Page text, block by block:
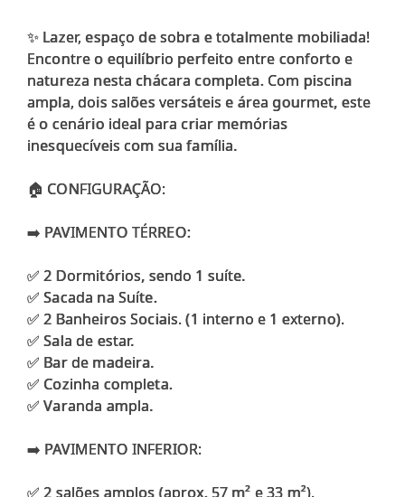
✨ Lazer, espaço de sobra e totalmente mobiliada!
Encontre o equilíbrio perfeito entre conforto e
natureza nesta chácara completa. Com piscina
ampla, dois salões versáteis e área gourmet, este
é o cenário ideal para criar memórias
inesquecíveis com sua família.
🏠 CONFIGURAÇÃO:
➡️ PAVIMENTO TÉRREO:
✅ 2 Dormitórios, sendo 1 suíte.
✅ Sacada na Suíte.
✅ 2 Banheiros Sociais. (1 interno e 1 externo).
✅ Sala de estar.
✅ Bar de madeira.
✅ Cozinha completa.
✅ Varanda ampla.
➡️ PAVIMENTO INFERIOR:
✅ 2 salões amplos (aprox. 57 m² e 33 m²).